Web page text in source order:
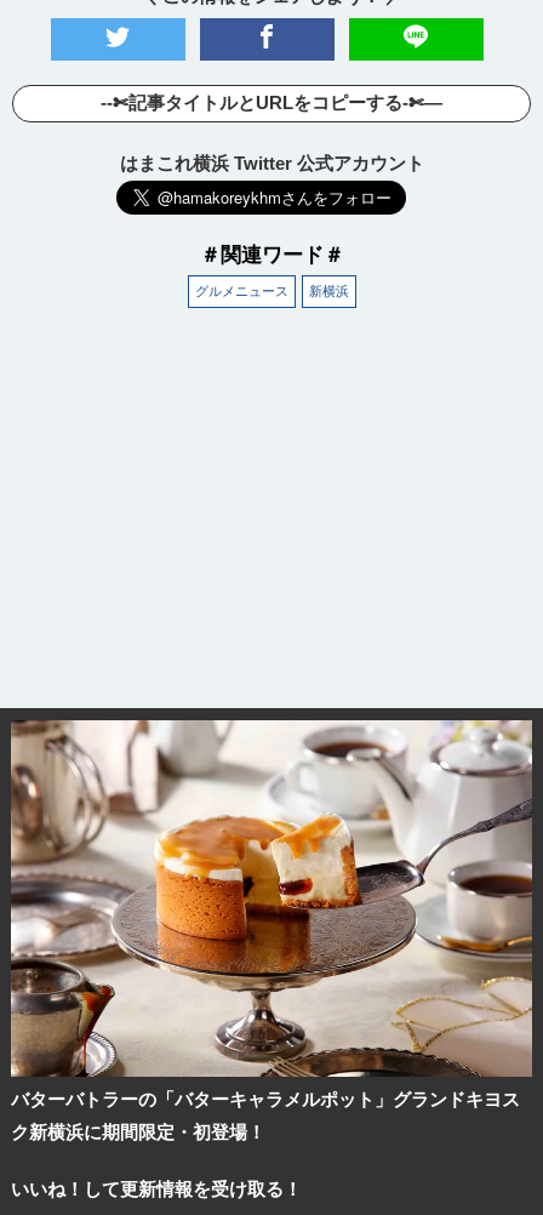
--✄記事タイトルとURLをコピーする-✄—
はまこれ横浜 Twitter 公式アカウント
＃関連ワード＃
グルメニュース 新横浜
バターバトラーの「バターキャラメルポット」グランドキヨス
ク新横浜に期間限定・初登場！
いいね！して更新情報を受け取る！